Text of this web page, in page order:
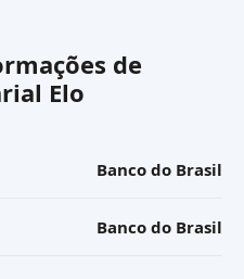
de
Elo
Banco do Brasil
Banco do Brasil